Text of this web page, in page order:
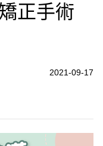
正手術
2021-09-17